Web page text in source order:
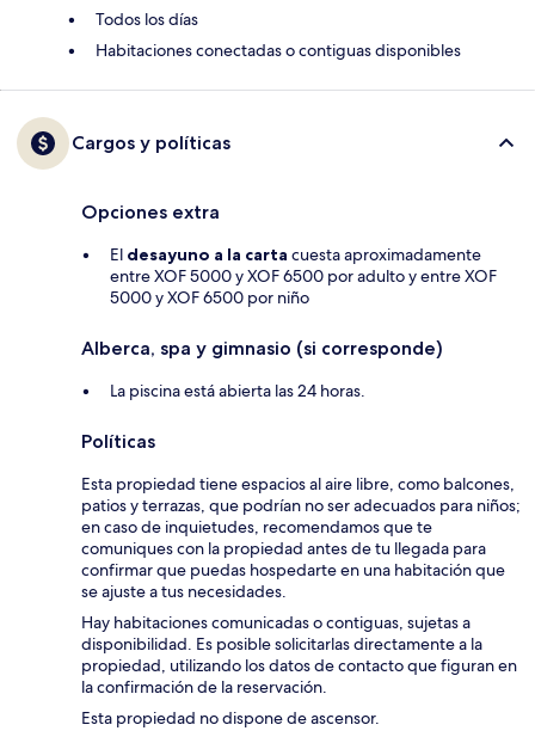
Todos los días
Habitaciones conectadas o contiguas disponibles
Cargos y políticas
Opciones extra
El desayuno a la carta cuesta aproximadamente
entre XOF 5000 y XOF 6500 por adulto y entre XOF
5000 y XOF 6500 por niño
Alberca, spa y gimnasio (si corresponde)
La piscina está abierta las 24 horas.
Políticas
Esta propiedad tiene espacios al aire libre, como balcones,
patios y terrazas, que podrían no ser adecuados para niños;
en caso de inquietudes, recomendamos que te
comuniques con la propiedad antes de tu llegada para
confirmar que puedas hospedarte en una habitación que
se ajuste a tus necesidades.
Hay habitaciones comunicadas o contiguas, sujetas a
disponibilidad. Es posible solicitarlas directamente a la
propiedad, utilizando los datos de contacto que figuran en
la confirmación de la reservación.
Esta propiedad no dispone de ascensor.